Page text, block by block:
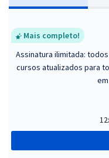
Mais completo!
Assinatura ilimitada:
cursos atualizados para